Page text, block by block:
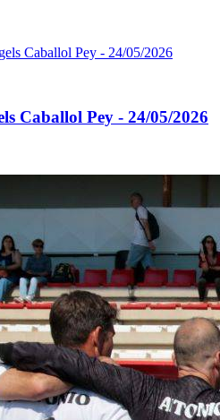
Caballol Pey - 24/05/2026